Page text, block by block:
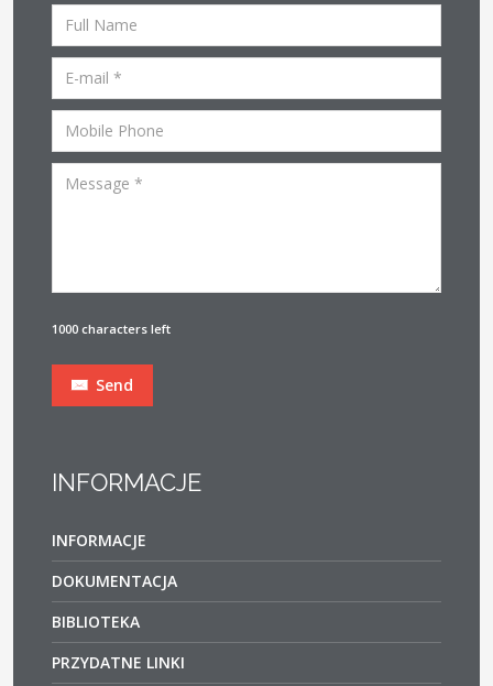
1000 characters left
Send
INFORMACJE
INFORMACJE
DOKUMENTACJA
BIBLIOTEKA
PRZYDATNE LINKI